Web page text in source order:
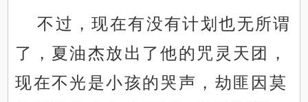
不过，现在有没有计划也无所谓
了，夏油杰放出了他的咒灵天团，
现在不光是小孩的哭声，劫匪因莫